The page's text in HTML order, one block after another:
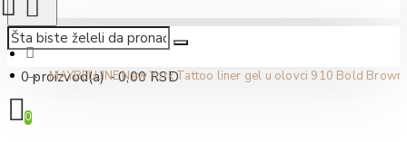
0 proizvod(a) - 0,00 RSD
0
MAYBELLINE New York Tattoo liner gel u olovci 910 Bold Brown